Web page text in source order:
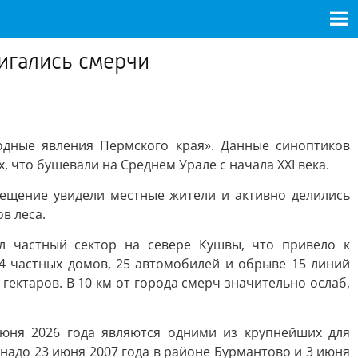
смерчи
явления Пермского края». Данные синоптиков
бушевали на Среднем Урале с начала XXI века.
увидели местные жители и активно делились
леса.
сектор на севере Кушвы, что привело к
домов, 25 автомобилей и обрыве 15 линий
В 10 км от города смерч значительно ослаб,
2026 года являются одними из крупнейших для
23 июня 2007 года в районе Бурмантово и 3 июня